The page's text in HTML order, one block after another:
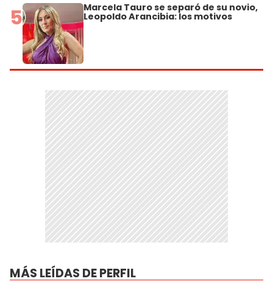
5 Marcela Tauro se separó de su novio,
Leopoldo Arancibia: los motivos
MÁS LEÍDAS DE PERFIL